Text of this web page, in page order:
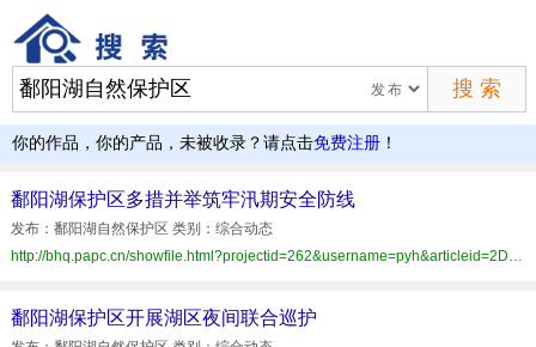
你的作品，你的产品，未被收录？请点击免费注册 ！
鄱阳湖保护区多措并举筑牢汛期安全防线
发布：鄱阳湖自然保护区 类别：综合动态
http://bhq.papc.cn/showfile.html?projectid=262&username=pyh&articleid=2D6E749B754249D9B2053D86FD95A749
鄱阳湖保护区开展湖区夜间联合巡护